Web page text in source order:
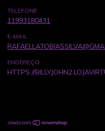
TELEFONE
11993180431
E-MAIL
ENDEREÇO
HTTPS://